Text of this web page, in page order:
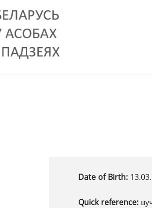
Date of Birth:
Quick reference: